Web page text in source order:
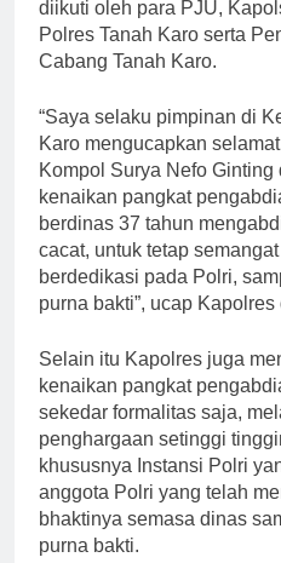
diikuti oleh para PJU,
Polres Tanah Karo serta
Cabang Tanah Karo.
“Saya selaku pimpinan di
Karo mengucapkan
Kompol Surya Nefo
kenaikan pangkat
berdinas 37 tahun
cacat, untuk tetap
berdedikasi pada Polri,
purna bakti”, ucap
Selain itu Kapolres juga
kenaikan pangkat
sekedar formalitas saja,
penghargaan setinggi
khususnya Instansi Polri
anggota Polri yang telah
bhaktinya semasa dinas
purna bakti.